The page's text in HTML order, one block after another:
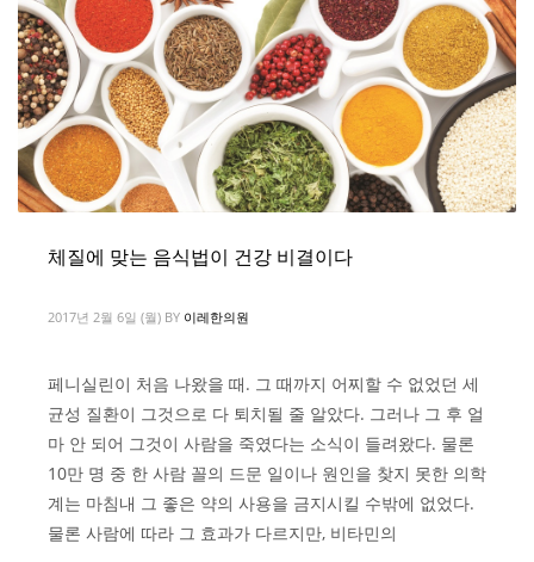
체질에 맞는 음식법이 건강 비결이다
2017년 2월 6일 (월) BY 이레한의원
페니실린이 처음 나왔을 때. 그 때까지 어찌할 수 없었던 세
균성 질환이 그것으로 다 퇴치될 줄 알았다. 그러나 그 후 얼
마 안 되어 그것이 사람을 죽였다는 소식이 들려왔다. 물론
10만 명 중 한 사람 꼴의 드문 일이나 원인을 찾지 못한 의학
계는 마침내 그 좋은 약의 사용을 금지시킬 수밖에 없었다.
물론 사람에 따라 그 효과가 다르지만, 비타민의